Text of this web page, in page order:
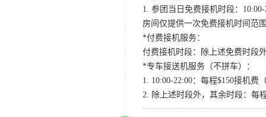
1. 参团当日免费接机时段：
房间仅提供一次免费接机时间范
*付费接机服务：
付费接机时段：除上述免费时段
*专车接送机服务（不拼车）：
1. 10:00-22:00：每程$150接机
2. 除上述时段外，其余时段：每